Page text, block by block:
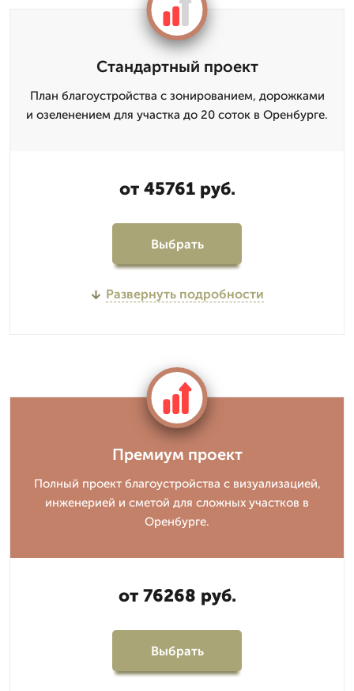
Стандартный проект
План благоустройства с зонированием, дорожками
и озеленением для участка до 20 соток в Оренбурге.
от 45761 руб.
Выбрать
Развернуть подробности
Премиум проект
Полный проект благоустройства с визуализацией,
инженерией и сметой для сложных участков в
Оренбурге.
от 76268 руб.
Выбрать